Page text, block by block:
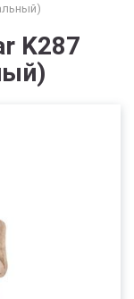
K287